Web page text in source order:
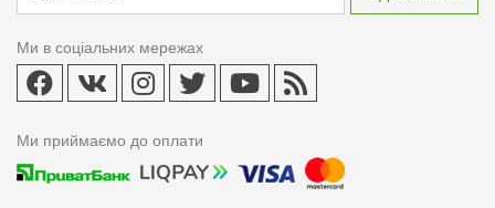
Ми в соціальних мережах
Ми приймаємо до оплати